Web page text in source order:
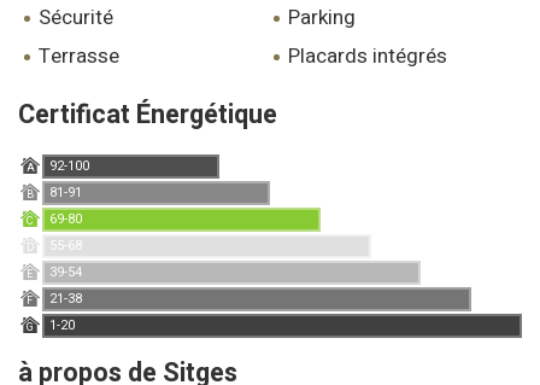
sécurité
parking
terrasse
placards intégrés
Certificat Énergétique
A 92-100
B 81-91
C 69-80
D 55-68
E 39-54
F 21-38
G 1-20
à propos de Sitges